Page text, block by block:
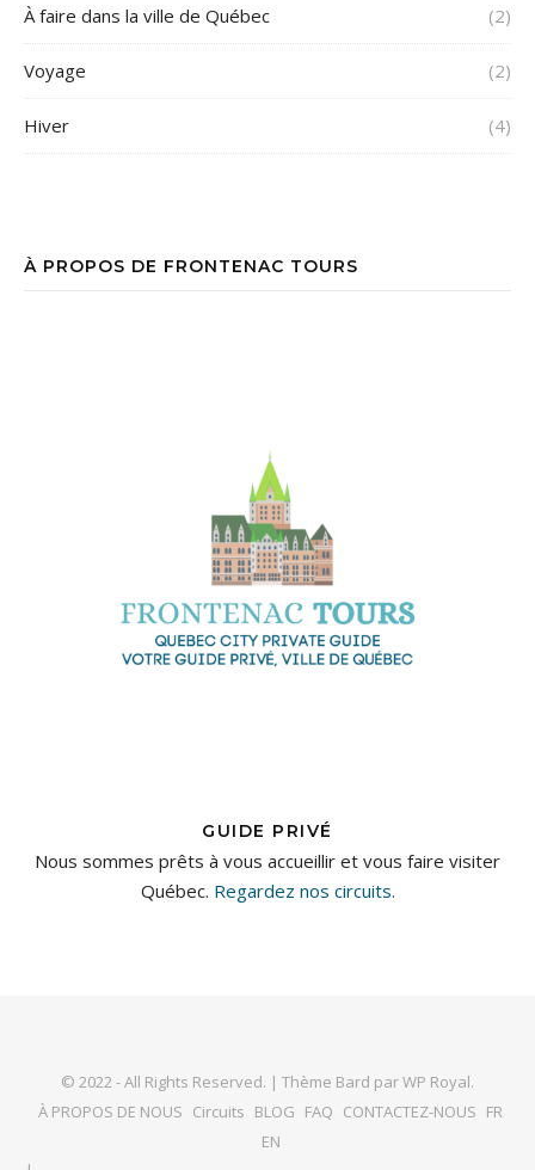
À faire dans la ville de Québec (2)
Voyage (2)
Hiver (4)
À PROPOS DE FRONTENAC TOURS
GUIDE PRIVÉ
Nous sommes prêts à vous accueillir et vous faire visiter
Québec. Regardez nos circuits.
© 2022 - All Rights Reserved. | Thème Bard parWP Royal.
À PROPOS DE NOUS Circuits BLOG FAQ CONTACTEZ-NOUS FR
EN